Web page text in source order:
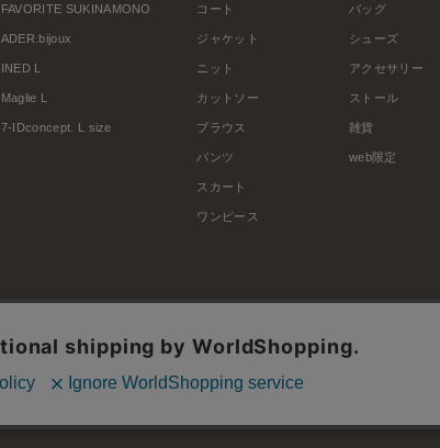
FAVORITE SUKINAMONO
ADER.bijoux
INED L
Maglie L
7-IDconcept. L size
コート
ジャケット
ニット
カットソー
ブラウス
パンツ
スカート
ワンピース
バッグ
シューズ
アクセサリー
ストール
雑貨
web限定